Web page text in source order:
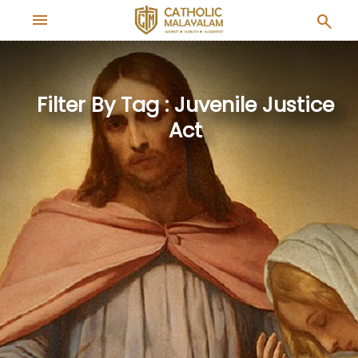
menu search
Filter By Tag : Juvenile Justice
Act